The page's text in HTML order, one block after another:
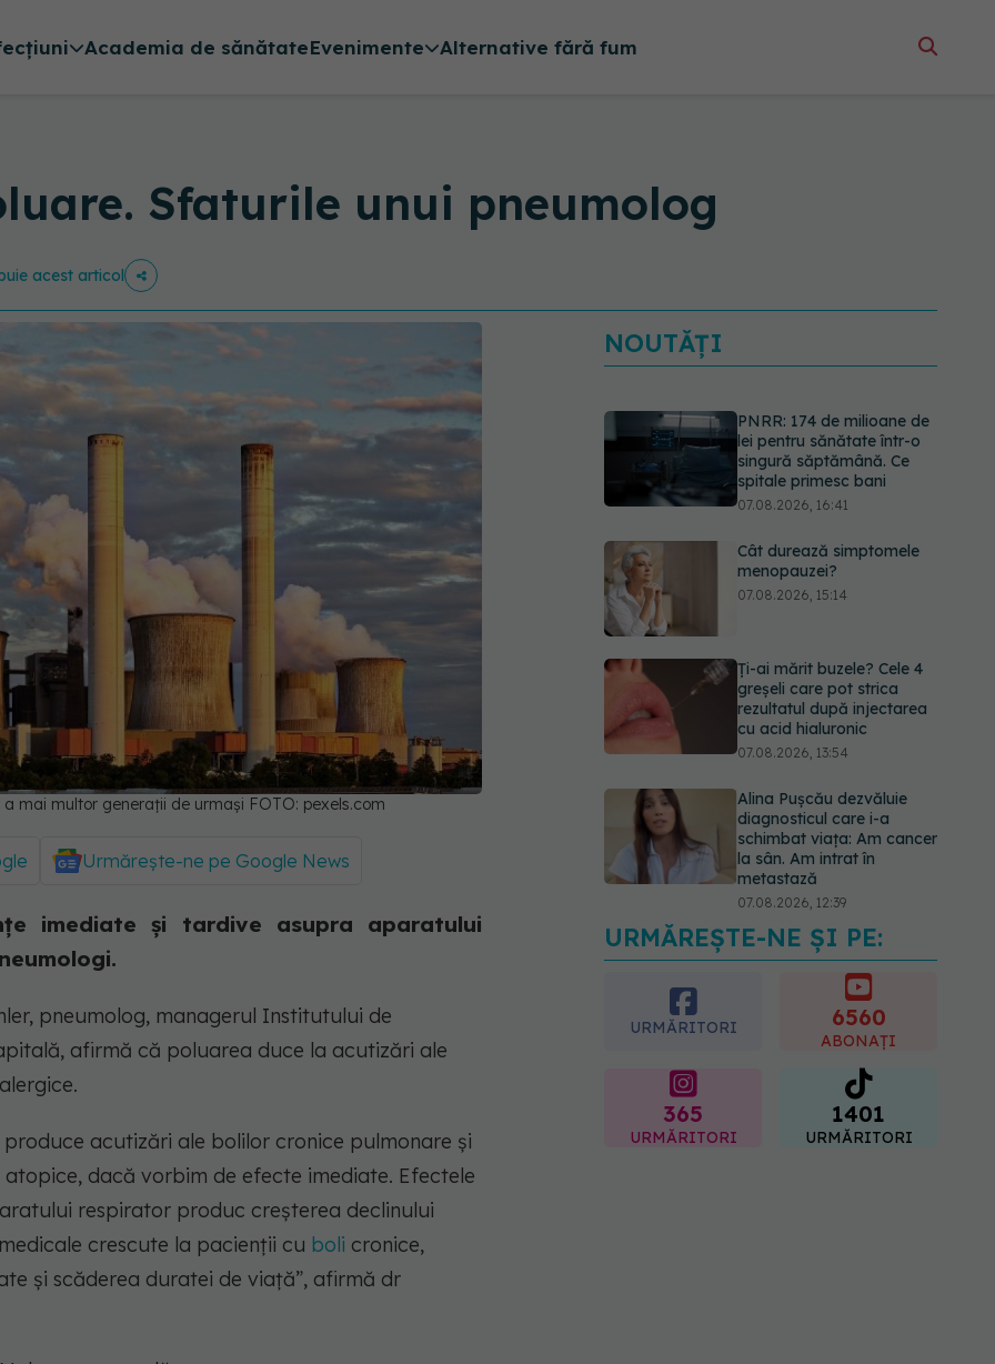
Academia de sănătateEvenimente Alternative fără fum
Sfaturile unui pneumolog
acest articol
mai multor generații de urmași FOTO: pexels.com
Urmărește-ne pe Google News
imediate și tardive asupra aparatului
pneumolog, managerul Institutului de
afirmă că poluarea duce la acutizări ale
acutizări ale bolilor cronice pulmonare și
dacă vorbim de efecte imediate. Efectele
respirator produc creșterea declinului
crescute la pacienții cu boli cronice,
și scăderea duratei de viață”, afirmă dr
NOUTĂȚI
PNRR: 174 de milioane de
lei pentru sănătate într-o
singură săptămână. Ce
spitale primesc bani
07.08.2026, 16:41
Cât durează simptomele
menopauzei?
07.08.2026, 15:14
Ți-ai mărit buzele? Cele 4
greșeli care pot strica
rezultatul după injectarea
cu acid hialuronic
07.08.2026, 13:54
Alina Pușcău dezvăluie
diagnosticul care i-a
schimbat viața: Am cancer
la sân. Am intrat în
metastază
07.08.2026, 12:39
Dieta care poate crește
brusc colesterolul. Cine
este mai expus
07.08.2026, 17:22
URMĂREȘTE-NE ȘI PE:
URMĂRITORI 6560
ABONAȚI
365
URMĂRITORI
1401
URMĂRITORI